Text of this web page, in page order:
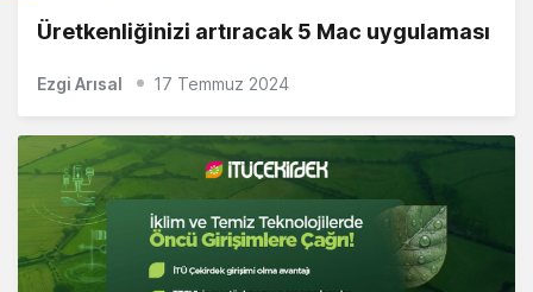
Üretkenliğinizi artıracak 5 Mac uygulaması
Ezgi Arısal 17 Temmuz 2024